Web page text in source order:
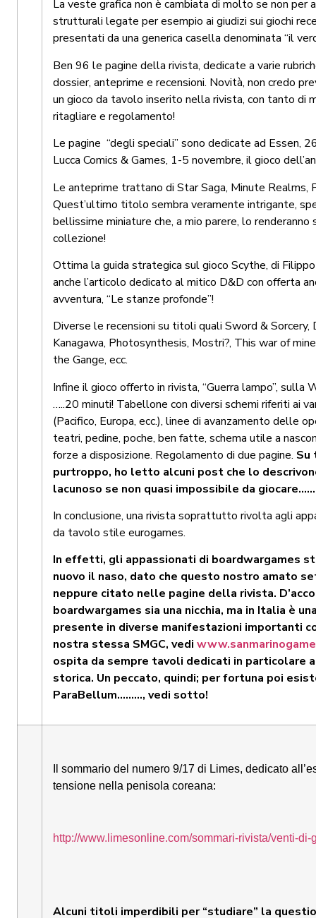
La veste grafica non è cambiata di molto se non per
strutturali legate per esempio ai giudizi sui giochi
presentati da una generica casella denominata “il
Ben 96 le pagine della rivista, dedicate a varie
dossier, anteprime e recensioni. Novità, non credo
un gioco da tavolo inserito nella rivista, con tanto di
ritagliare e regolamento!
Le pagine “degli speciali” sono dedicate ad Essen,
Lucca Comics & Games, 1-5 novembre, il gioco
Le anteprime trattano di Star Saga, Minute Realms,
Quest’ultimo titolo sembra veramente intrigante,
bellissime miniature che, a mio parere, lo renderanno
collezione!
Ottima la guida strategica sul gioco Scythe, di
anche l’articolo dedicato al mitico D&D con offerta
avventura, “Le stanze profonde”!
Diverse le recensioni su titoli quali Sword & Sorcery,
Kanagawa, Photosynthesis, Mostri?, This war of
the Gange, ecc.
Infine il gioco offerto in rivista, “Guerra lampo”, sulla
…..20 minuti! Tabellone con diversi schemi riferiti ai
(Pacifico, Europa, ecc.), linee di avanzamento delle
teatri, pedine, poche, ben fatte, schema utile a
forze a disposizione. Regolamento di due pagine. Su
purtroppo, ho letto alcuni post che lo
lacunoso se non quasi impossibile da
In conclusione, una rivista soprattutto rivolta agli
da tavolo stile eurogames.
In effetti, gli appassionati di boardwargames
nuovo il naso, dato che questo nostro amato
neppure citato nelle pagine della rivista.
boardwargames sia una nicchia, ma in Italia è
presente in diverse manifestazioni importanti
nostra stessa SMGC, vedi
ospita da sempre tavoli dedicati in particolare
storica. Un peccato, quindi; per fortuna poi
ParaBellum………, vedi sotto!
Il sommario del numero 9/17 di Limes, dedicato
tensione nella penisola coreana:
http://www.limesonline.com/sommari-rivista/venti-di-
Alcuni titoli imperdibili per “studiare” la